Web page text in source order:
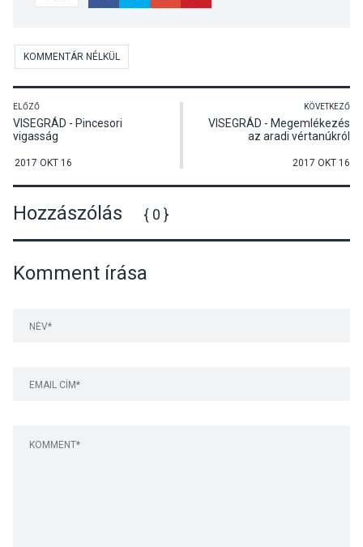
KOMMENTÁR NÉLKÜL
ELŐZŐ
VISEGRÁD - Pincesori
vigasság
2017 OKT 16
KÖVETKEZŐ
VISEGRÁD - Megemlékezés
az aradi vértanúkról
2017 OKT 16
Hozzászólás { 0 }
Komment írása